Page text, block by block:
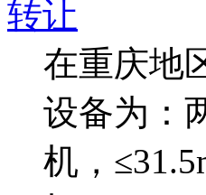
转让
在重庆地
设备为：
机，